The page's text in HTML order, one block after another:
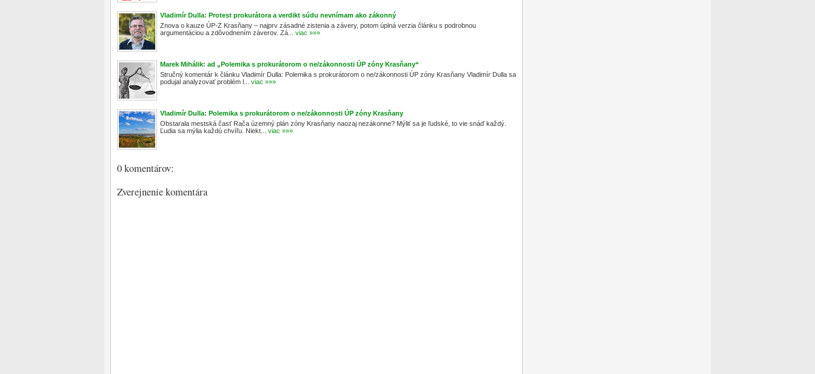
Vladimír Dulla: Protest prokurátora a verdikt súdu nevnímam ako zákonný
Znova o kauze ÚP-Z Krasňany – najprv zásadné zistenia a závery, potom úplná verzia článku s podrobnou
argumentáciou a zdôvodnením záverov. Zá...
viac »»»
Marek Mihálik: ad „Polemika s prokurátorom o ne/zákonnosti ÚP zóny Krasňany“
Stručný komentár k článku Vladimír Dulla: Polemika s prokurátorom o ne/zákonnosti ÚP zóny Krasňany Vladimír Dulla sa
podujal analyzovať problém l...
viac »»»
Vladimír Dulla: Polemika s prokurátorom o ne/zákonnosti ÚP zóny Krasňany
Obstarala mestská časť Rača územný plán zóny Krasňany naozaj nezákonne? Mýliť sa je ľudské, to vie snáď každý.
Ľudia sa mýlia každú chvíľu. Niekt...
viac »»»
0 komentárov:
Zverejnenie komentára